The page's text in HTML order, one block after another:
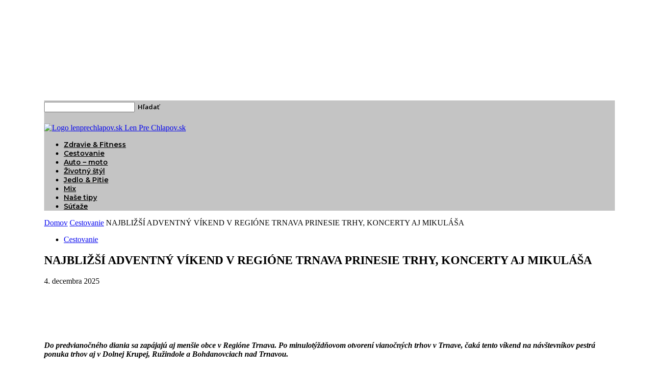
Len Pre Chlapov.sk
Zdravie & Fitness
Cestovanie
Auto – moto
Životný štýl
Jedlo & Pitie
Mix
Naše tipy
Súťaže
Domov Cestovanie NAJBLIŽŠÍ ADVENTNÝ VÍKEND V REGIÓNE TRNAVA PRINESIE TRHY, KONCERTY AJ MIKULÁŠA
Cestovanie
NAJBLIŽŠÍ ADVENTNÝ VÍKEND V REGIÓNE TRNAVA PRINESIE TRHY, KONCERTY AJ MIKULÁŠA
4. decembra 2025
Do predvianočného diania sa zapájajú aj menšie obce v Regióne Trnava. Po minulotýždňovom otvorení vianočných trhov v Trnave, čaká tento víkend na návštevníkov pestrá
ponuka trhov aj v Dolnej Krupej, Ružindole a Bohdanovciach nad Trnavou.